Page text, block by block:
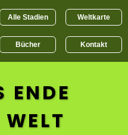
Alle Stadien Weltkarte
Bücher Kontakt
ENDE
WELT